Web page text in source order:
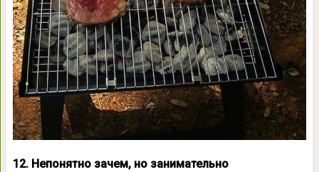
12. Непонятно зачем, но занимательно